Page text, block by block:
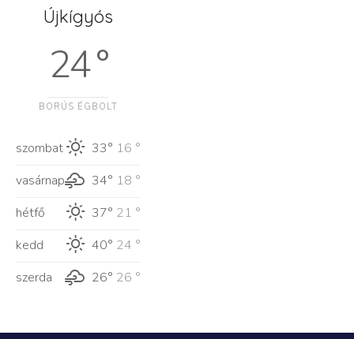
Újkígyós
24 °
BORÚS ÉGBOLT
szombat 33° 16 °
vasárnap
34° 18 °
hétfő
37° 21 °
kedd
40° 24 °
szerda
26° 26 °